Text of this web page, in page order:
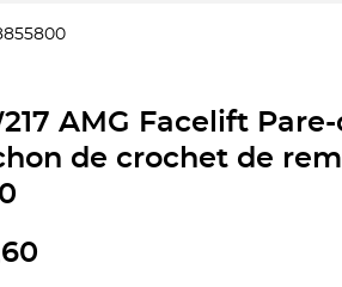
AMG Facelift
de crochet de